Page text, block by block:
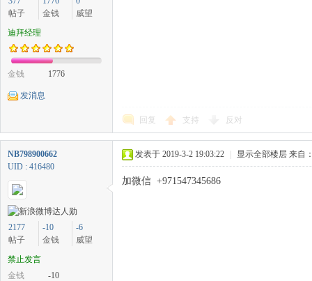
帖子
金钱
威望
迪拜经理
金钱 1776
发消息
回复 支持 反对
NB798900662
UID : 416480
2177
帖子
-10
金钱
-6
威望
禁止发言
金钱
-10
发表于 2019-3-2 19:03:22 显示全部楼层 来自
加微信 +971547345686